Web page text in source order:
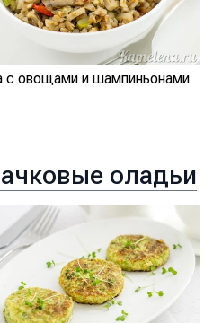
с овощами и шампиньонами
оладьи